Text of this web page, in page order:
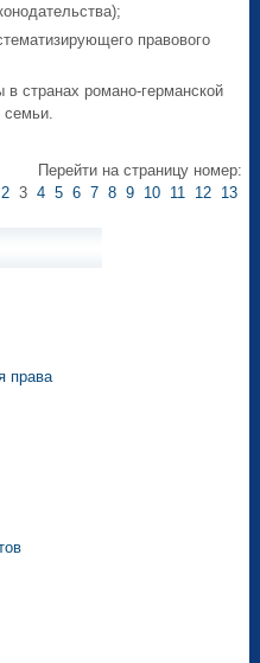
правового
странах романо-германской
семьи.
Перейти на страницу номер:
23 4 5 6 7 8 9 10 11 12 13
права